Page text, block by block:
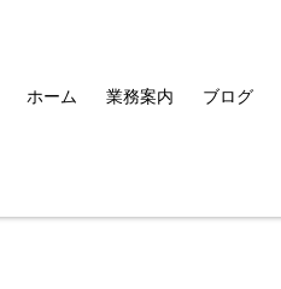
ホーム
業務案内 ブログ